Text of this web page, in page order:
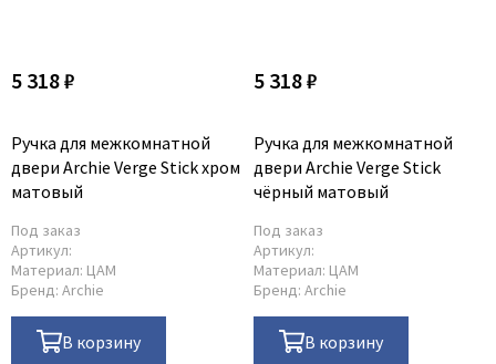
5 318 ₽
Ручка для межкомнатной
двери Archie Verge Stick хром
матовый
Под заказ
Артикул:
Материал: ЦАМ
Бренд: Archie
В корзину
5 318 ₽
Ручка для межкомнатной
двери Archie Verge Stick
чёрный матовый
Под заказ
Артикул:
Материал: ЦАМ
Бренд: Archie
В корзину